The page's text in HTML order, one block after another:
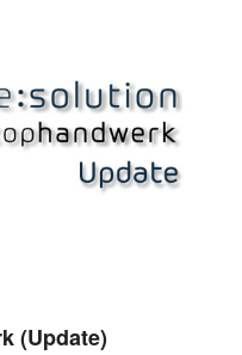
(Update)